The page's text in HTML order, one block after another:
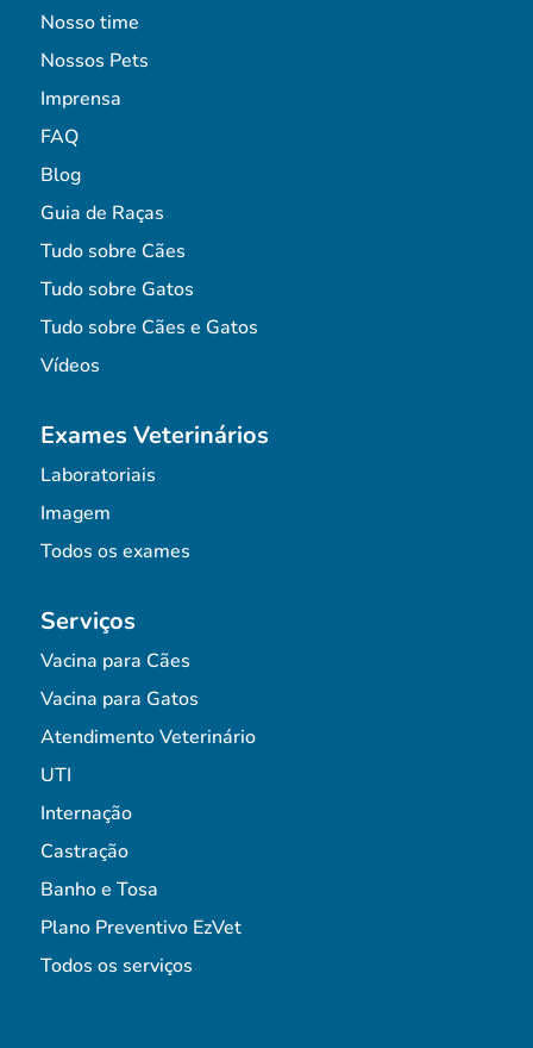
Nosso time
Nossos Pets
Imprensa
FAQ
Blog
Guia de Raças
Tudo sobre Cães
Tudo sobre Gatos
Tudo sobre Cães e Gatos
Vídeos
Exames Veterinários
Laboratoriais
Imagem
Todos os exames
Serviços
Vacina para Cães
Vacina para Gatos
Atendimento Veterinário
UTI
Internação
Castração
Banho e Tosa
Plano Preventivo EzVet
Todos os serviços